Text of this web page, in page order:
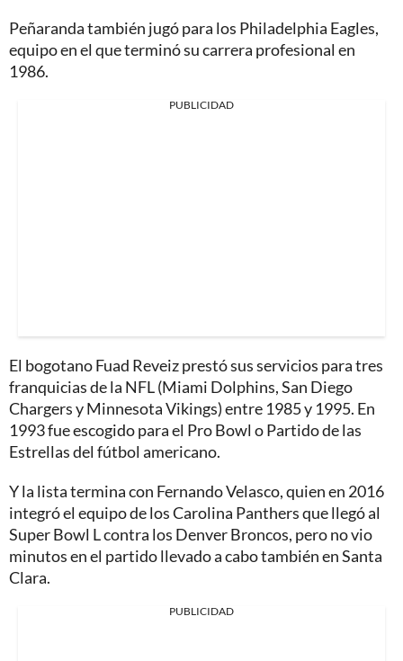
Peñaranda también jugó para los Philadelphia Eagles,
equipo en el que terminó su carrera profesional en
1986.
PUBLICIDAD
El bogotano Fuad Reveiz prestó sus servicios para tres
franquicias de la NFL (Miami Dolphins, San Diego
Chargers y Minnesota Vikings) entre 1985 y 1995. En
1993 fue escogido para el Pro Bowl o Partido de las
Estrellas del fútbol americano.
Y la lista termina con Fernando Velasco, quien en 2016
integró el equipo de los Carolina Panthers que llegó al
Super Bowl L contra los Denver Broncos, pero no vio
minutos en el partido llevado a cabo también en Santa
Clara.
PUBLICIDAD